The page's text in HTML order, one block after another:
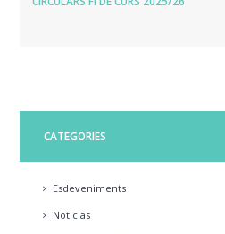
CATEGORIES
Esdeveniments
Noticias